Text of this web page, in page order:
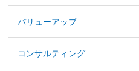
バリューアップ
コンサルティング